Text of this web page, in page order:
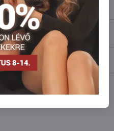
Reddit LinkedInWhatsApp
E-